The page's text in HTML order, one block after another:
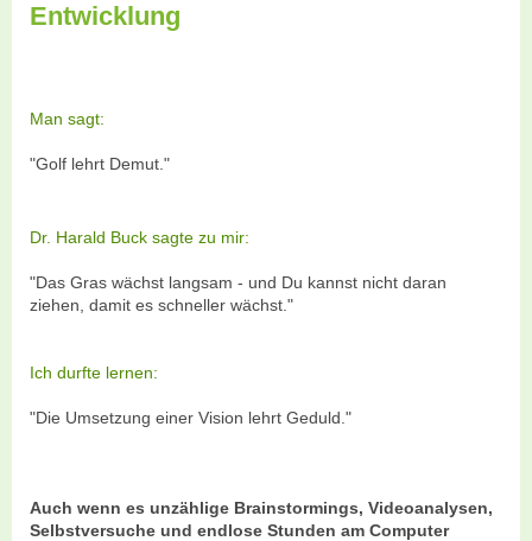
Entwicklung
Man sagt:
"Golf lehrt Demut."
Dr. Harald Buck sagte zu mir:
"Das Gras wächst langsam - und Du kannst nicht daran
ziehen, damit es schneller wächst."
Ich durfte lernen:
"Die Umsetzung einer Vision lehrt Geduld."
Auch wenn es unzählige Brainstormings, Videoanalysen,
Selbstversuche und endlose Stunden am Computer